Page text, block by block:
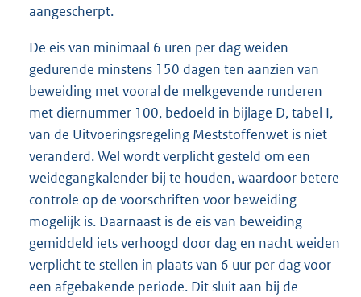
aangescherpt.
De eis van minimaal 6 uren per dag weiden
gedurende minstens 150 dagen ten aanzien van
beweiding met vooral de melkgevende runderen
met diernummer 100, bedoeld in bijlage D, tabel I,
van de Uitvoeringsregeling Meststoffenwet is niet
veranderd. Wel wordt verplicht gesteld om een
weidegangkalender bij te houden, waardoor betere
controle op de voorschriften voor beweiding
mogelijk is. Daarnaast is de eis van beweiding
gemiddeld iets verhoogd door dag en nacht weiden
verplicht te stellen in plaats van 6 uur per dag voor
een afgebakende periode. Dit sluit aan bij de